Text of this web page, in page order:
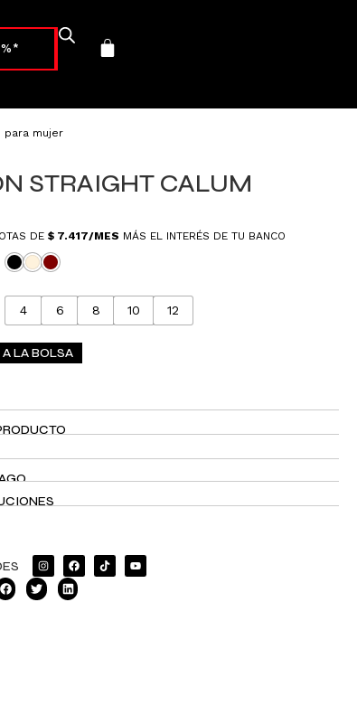
para mujer
STRAIGHT CALUM
DE$ 7.417/MES MÁS EL INTERÉS DE TU BANCO
4 6 8 10 12
LA BOLSA